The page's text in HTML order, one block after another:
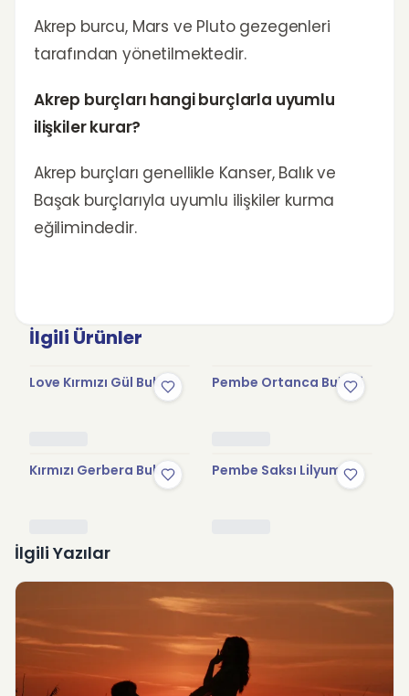
Akrep burcu, Mars ve Pluto gezegenleri
tarafından yönetilmektedir.
Akrep burçları hangi burçlarla uyumlu
ilişkiler kurar?
Akrep burçları genellikle Kanser, Balık ve
Başak burçlarıyla uyumlu ilişkiler kurma
eğilimindedir.
İlgili Ürünler
Love Kırmızı Gül Buketi
Kırmızı Gerbera Buketi
Pembe Ortanca Buketi
Pembe Saksı Lilyum
İlgili Yazılar